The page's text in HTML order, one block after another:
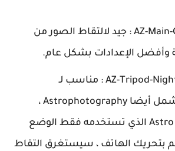
AZ-Main- : جيد لالتقاط الصور من
وأفضل الإعدادات بشكل عام.
AZ-Tripod-
مناسب لـ
Nightsight ، ويشمل أيضا Astrophotography ،
لاستخدام وضع Astro الذي تستخدمه فقط الوضع
بتحريك الهاتف ، سيستغرق التقاط